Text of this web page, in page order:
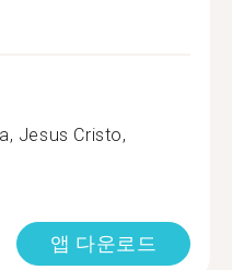
Jesus Cristo,
앱 다운로드